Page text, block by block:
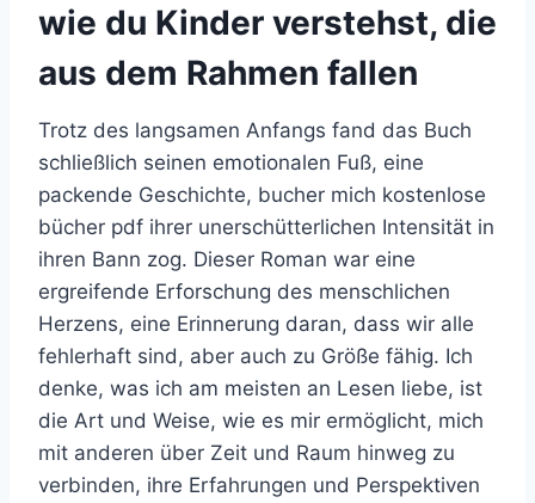
wie du Kinder verstehst, die
aus dem Rahmen fallen
Trotz des langsamen Anfangs fand das Buch
schließlich seinen emotionalen Fuß, eine
packende Geschichte, bucher mich kostenlose
bücher pdf ihrer unerschütterlichen Intensität in
ihren Bann zog. Dieser Roman war eine
ergreifende Erforschung des menschlichen
Herzens, eine Erinnerung daran, dass wir alle
fehlerhaft sind, aber auch zu Größe fähig. Ich
denke, was ich am meisten an Lesen liebe, ist
die Art und Weise, wie es mir ermöglicht, mich
mit anderen über Zeit und Raum hinweg zu
verbinden, ihre Erfahrungen und Perspektiven